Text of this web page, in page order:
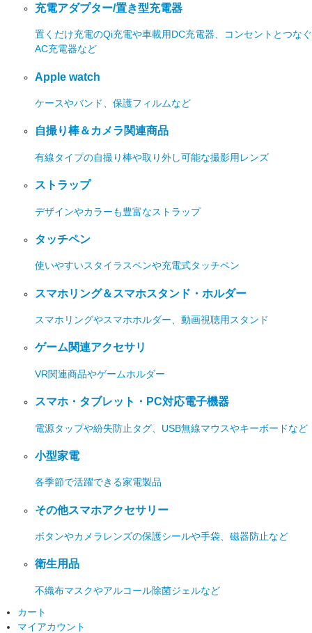
充電アダプター/置き型充電器
置くだけ充電のQi充電や車載用DC充電器、コンセントとつなぐ
AC充電器など
Apple watch
ケースやバンド、保護フィルムなど
自撮り棒＆カメラ関連商品
有線タイプの自撮り棒や取り外し可能な撮影用レンズ
ストラップ
デザインやカラーも豊富なストラップ
タッチペン
使いやすいスタイラスペンや充電式タッチペン
スマホリング＆スマホスタンド・ホルダー
スマホリングやスマホホルダー、動画視聴用スタンド
ゲーム関連アクセサリ
VR関連商品やゲームホルダー
スマホ・タブレット・PC対応電子機器
電源タップや紛失防止タグ、USB無線マウスやキーボードなど
小型家電
各季節で活躍できる家電製品
その他スマホアクセサリー
ボタンやカメラレンズの保護シールや手袋、磁器防止など
衛生用品
不織布マスクやアルコール除菌ジェルなど
カート
マイアカウント